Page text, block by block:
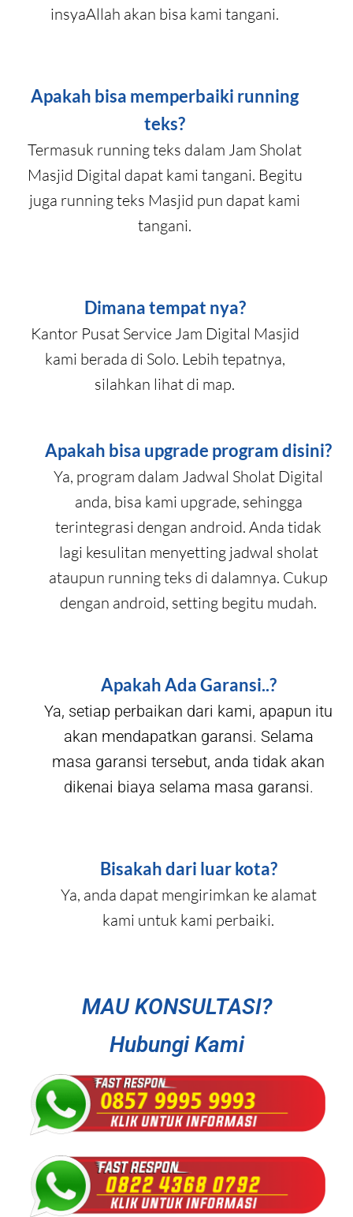
insyaAllah akan bisa kami tangani.
Apakah bisa memperbaiki running
teks?
Termasuk running teks dalam Jam Sholat
Masjid Digital dapat kami tangani. Begitu
juga running teks Masjid pun dapat kami
tangani.
Dimana tempat nya?
Kantor Pusat Service Jam Digital Masjid
kami berada di Solo. Lebih tepatnya,
silahkan lihat di map.
Apakah bisa upgrade program disini?
Ya, program dalam Jadwal Sholat Digital
anda, bisa kami upgrade, sehingga
terintegrasi dengan android. Anda tidak
lagi kesulitan menyetting jadwal sholat
ataupun running teks di dalamnya. Cukup
dengan android, setting begitu mudah.
Apakah Ada Garansi..?
Ya, setiap perbaikan dari kami, apapun itu
akan mendapatkan garansi. Selama
masa garansi tersebut, anda tidak akan
dikenai biaya selama masa garansi.
Bisakah dari luar kota?
Ya, anda dapat mengirimkan ke alamat
kami untuk kami perbaiki.
MAU KONSULTASI?
Hubungi Kami